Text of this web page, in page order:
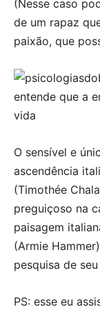
(Nesse caso
de um rapaz
paixão, que
O sensível e
ascendência
(Timothée
preguiçoso na
paisagem
(Armie
pesquisa de
PS: esse eu